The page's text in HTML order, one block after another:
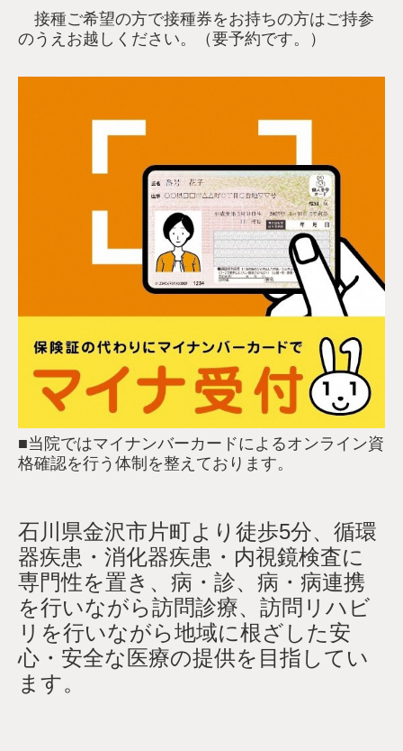
接種ご希望の方で接種券をお持ちの方はご持参
のうえお越しください。（要予約です。）
今後ともよろしくお願いいたします。
■女性の方も安心して受けられる「女性医師」
る診察、内視鏡検査（大腸カメラ・胃カメラ）
を、毎日（木曜日以外）実施しております。
医師「小林 理佳」 担当診療科：内視鏡内科・
消化器内科
※消化器症状などお悩み毎ごとなどお気軽にご相
医
日本消化器病学会 消化器病専門医
日本消化管学会 胃腸科専門医
日本内科学会 認定内科医
日本医師会 認定産業医
女性医師希望の患者様は電話又総合受付窓口でお
気軽に申し出て下さい。
■当院におけるコロナウイルス感染症対策について
当院においては、患者さんに安心して受診いただ
くために、職員一同はこれまでどおりマスク着用
を継続します。
また、ご来院の患者さんにも、これまでどおりマ
スク着用をお願いして参りますので、ご理解とご
協力をお願いいたします。
■当院ではマイナンバーカードによるオンライン資
格確認を行う体制を整えております。
石川県金沢市片町より徒歩5分、循環
器疾患・消化器疾患・内視鏡検査に
専門性を置き、 病・診、病・病連携
を行いながら訪問診療、訪問リハビ
リを行いながら地域に根ざした安
心・安全な医療の提供を目指してい
ます。